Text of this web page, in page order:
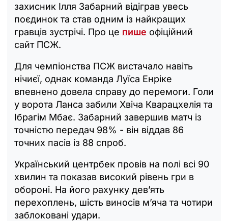
захисник Ілля Забарний відіграв увесь
поєдинок та став одним із найкращих
гравців зустрічі. Про це пише офіційний
сайт ПСЖ.
Для чемпіонства ПСЖ вистачало навіть
нічиєї, однак команда Луїса Енріке
впевнено довела справу до перемоги. Голи
у ворота Ланса забили Хвіча Кварацхелія та
Ібрагім Мбає. Забарний завершив матч із
точністю передач 98% - він віддав 86
точних пасів із 88 спроб.
Український центрбек провів на полі всі 90
хвилин та показав високий рівень гри в
обороні. На його рахунку дев’ять
перехоплень, шість виносів м’яча та чотири
заблоковані удари.